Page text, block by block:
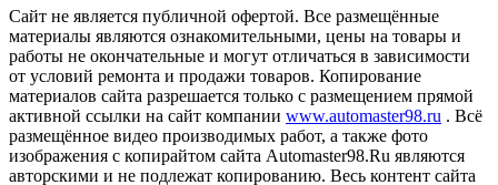
Сайт не является публичной офертой. Все размещённые
материалы являются ознакомительными, цены на товары и
работы не окончательные и могут отличаться в зависимости
от условий ремонта и продажи товаров. Копирование
материалов сайта разрешается только с размещением прямой
активной ссылки на сайт компании www.automaster98.ru . Всё
размещённое видео производимых работ, а также фото
изображения с копирайтом сайта Automaster98.Ru являются
авторскими и не подлежат копированию. Весь контент сайта